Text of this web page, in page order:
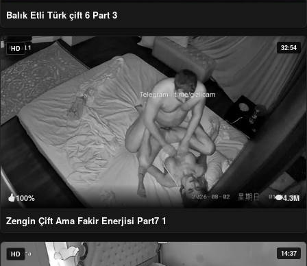
Balık Etli Türk çift 6 Part 3
HD 32:54
100% 4.3M
Zengin Çift Ama Fakir Enerjisi Part7 1
HD 14:37